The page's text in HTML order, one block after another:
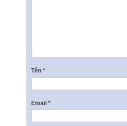
Tên *
Email *